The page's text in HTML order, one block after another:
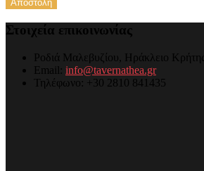
Στοιχεία επικοινωνίας
Ροδιά Μαλεβυζίου, Ηράκλειο Κρήτης
Email: info@tavernathea.gr
Τηλέφωνο: +30 2810 841435